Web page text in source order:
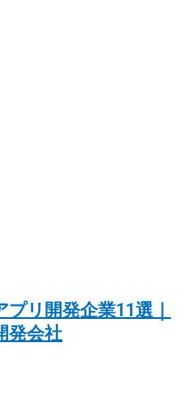
プリ開発企業11選｜
発会社